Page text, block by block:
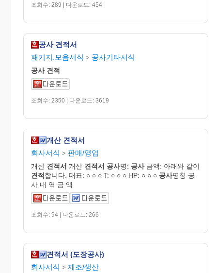
조회수: 289 | 다운로드: 454
공사 견적서
패키지.모음서식 > 공사기타서식
공사 견적
조회수: 2350 | 다운로드: 3619
개산 견적서
회사서식 > 판매/영업
개산 견적서 개산 견적서 공사명: 공사금액: 아래와 같이
견적합니다. 대표: ○ ○ ○ T: ○ ○ ○ HP: ○ ○ ○ 공사명칭 공
사 내 역 금 액
조회수: 94 | 다운로드: 266
견적서 (도장공사)
회사서식 > 제조/생산